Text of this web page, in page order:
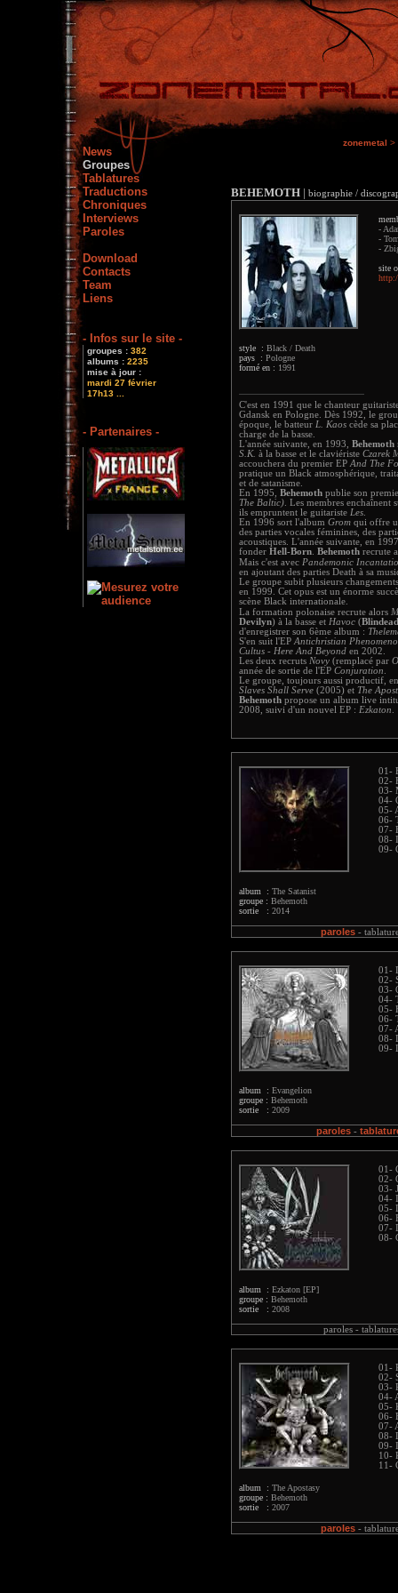
News
Groupes
Tablatures
Traductions
Chroniques
Interviews
Paroles
Download
Contacts
Team
Liens
- Infos sur le site -
groupes : 382
albums : 2235
mise à jour :
mardi 27 février
17h13 ...
- Partenaires -
zonemetal >
BEHEMOTH | biographie /
style : Black / Death
pays : Pologne
formé en : 1991
-
-
-
site
C'est en 1991 que le chanteur
Gdansk en Pologne. Dès 1992, le
époque, le batteur L. Kaos cède sa
charge de la basse.
L'année suivante, en 1993, Behemoth
S.K. à la basse et le claviériste Czarek
accouchera du premier EP And The
pratique un Black atmosphérique,
et de satanisme.
En 1995, Behemoth publie son
The Baltic) . Les membres
ils empruntent le guitariste Les
En 1996 sort l'album Grom qui offre
des parties vocales féminines, des
acoustiques. L'année suivante, en
fonder Hell-Born Behemoth recrute
Mais c'est avec Pandemonic
en ajoutant des parties Death à sa
Le groupe subit plusieurs
en 1999. Cet opus est un énorme
scène Black internationale.
La formation polonaise recrute alors
Devilyn) à la basse et Havoc (Blindead
d'enregistrer son 6ème album :
S'en suit l'EP Antichristian
Cultus - Here And Beyond en 2002.
Les deux recruts Novy (remplacé par
année de sortie de l'EP Conjuration
Le groupe, toujours aussi productif,
Slaves Shall Serve (2005) et The
Behemoth propose un album live
2008, suivi d'un nouvel EP : Ezkaton
album : The Satanist
groupe : Behemoth
sortie : 2014
01-
02-
03-
04-
05-
06-
07-
08-
09-
paroles-
album : Evangelion
groupe : Behemoth
sortie : 2009
01-
02-
03-
04-
05-
06-
07-
08-
09-
paroles -
album : Ezkaton [EP]
groupe : Behemoth
sortie : 2008
01-
02-
03-
04-
05-
06-
07-
08-
paroles -
album : The Apostasy
groupe : Behemoth
sortie : 2007
01-
02-
03-
04-
05-
06-
07-
08-
09-
10-
11-
paroles-